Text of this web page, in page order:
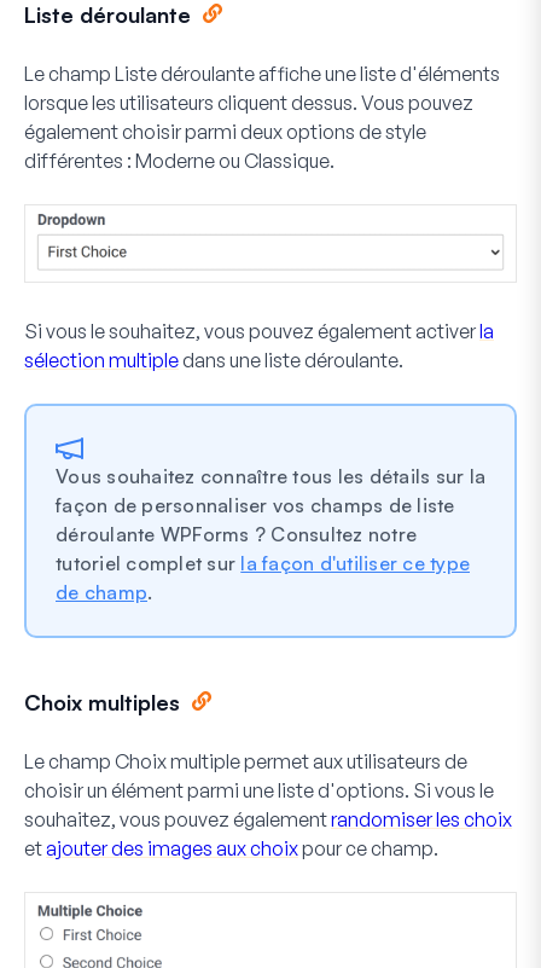
Liste déroulante
Le champ Liste déroulante affiche une liste d'éléments
lorsque les utilisateurs cliquent dessus. Vous pouvez
également choisir parmi deux options de style
différentes : Moderne ou Classique.
Si vous le souhaitez, vous pouvez également activerla
sélection multipledans une liste déroulante.
Vous souhaitez connaître tous les détails sur la
façon de personnaliser vos champs de liste
déroulante WPForms ? Consultez notre
tutoriel complet sur la façon d'utiliser ce type
de champ.
Choix multiples
Le champ Choix multiple permet aux utilisateurs de
choisir un élément parmi une liste d'options. Si vous le
souhaitez, vous pouvez égalementrandomiser les choix
etajouter des images aux choixpour ce champ.